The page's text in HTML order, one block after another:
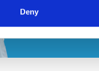
Deny Appelez-nous